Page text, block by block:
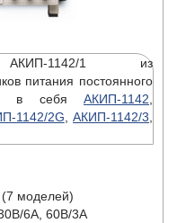
1142/1 из
питания постоянного
в себя АКИП-1142
1142/2G ,АКИП-1142/3
(7 моделей)
6А, 60В/3А